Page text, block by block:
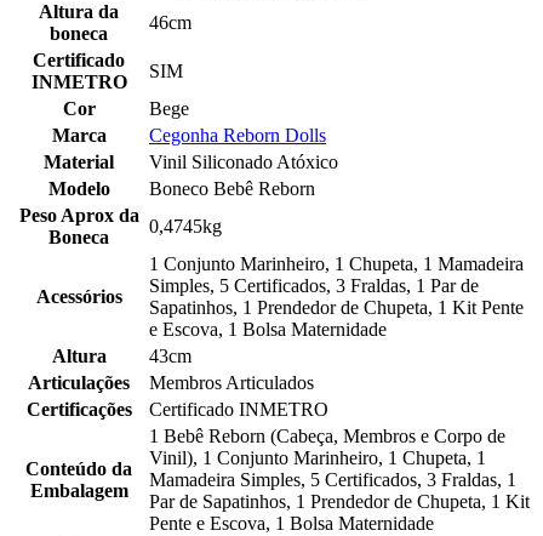
Altura da
boneca
46cm
Certificado
INMETRO
SIM
Cor
Bege
Marca
Cegonha Reborn Dolls
Material
Vinil Siliconado Atóxico
Modelo
Boneco Bebê Reborn
Peso Aprox da
Boneca
0,4745kg
Acessórios
1 Conjunto Marinheiro, 1 Chupeta, 1 Mamadeira
Simples, 5 Certificados, 3 Fraldas, 1 Par de
Sapatinhos, 1 Prendedor de Chupeta, 1 Kit Pente
e Escova, 1 Bolsa Maternidade
Altura
43cm
Articulações
Membros Articulados
Certificações
Certificado INMETRO
Conteúdo da
Embalagem
1 Bebê Reborn (Cabeça, Membros e Corpo de
Vinil), 1 Conjunto Marinheiro, 1 Chupeta, 1
Mamadeira Simples, 5 Certificados, 3 Fraldas, 1
Par de Sapatinhos, 1 Prendedor de Chupeta, 1 Kit
Pente e Escova, 1 Bolsa Maternidade